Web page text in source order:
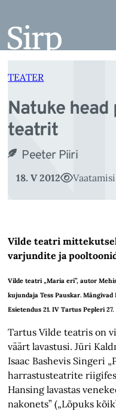
juurde
TEATER
Natuke
teatrit
Peeter Piiri
18. V 2012 Vaatamisi
Vilde teatri
varjundite ja
Vilde teatri „Maria eri”, autor
kujundaja Tess Pauskar.
Esietendus 21. IV Tartus Pepleri 27.
Tartus Vilde teatris on
väärt lavastusi. Jüri
Isaac Bashevis Singeri
harrastusteatrite
Hansing lavastas
nakonets” („Lõpuks